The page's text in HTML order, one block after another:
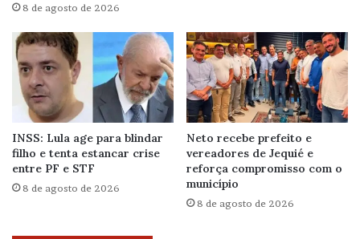
8 de agosto de 2026
INSS: Lula age para blindar
filho e tenta estancar crise
entre PF e STF
8 de agosto de 2026
Neto recebe prefeito e
vereadores de Jequié e
reforça compromisso com o
município
8 de agosto de 2026